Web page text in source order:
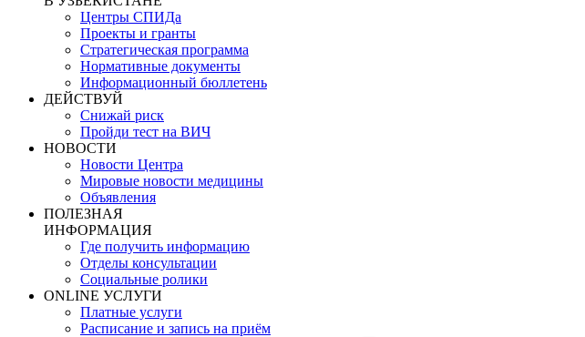
Центры СПИДа
Проекты и гранты
Стратегическая программа
Нормативные документы
Информационный бюллетень
ДЕЙСТВУЙ
Снижай риск
Пройди тест на ВИЧ
НОВОСТИ
Новости Центра
Мировые новости медицины
Объявления
ПОЛЕЗНАЯ
ИНФОРМАЦИЯ
Где получить информацию
Отделы консультации
Социальные ролики
ONLINE УСЛУГИ
Платные услуги
Расписание и запись на приём